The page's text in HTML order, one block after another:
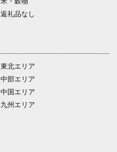
返礼品なし
東北エリア
中部エリア
中国エリア
九州エリア